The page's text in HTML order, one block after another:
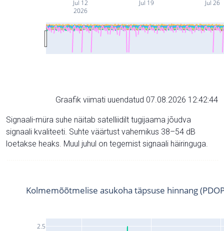
Jul 12
2026
Jul 19 Jul 26
Graafik viimati uuendatud 07.08.2026 12:42:44
Signaali-müra suhe näitab satelliidilt tugijaama jõudva
signaali kvaliteeti. Suhte väärtust vahemikus 38–54 dB
loetakse heaks. Muul juhul on tegemist signaali häiringuga.
2.5
Kolmemõõtmelise asukoha täpsuse hinnang